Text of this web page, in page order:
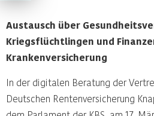
Austausch über
Kriegsflüchtlingen und
Krankenversicherung
In der digitalen Beratung der
Deutschen Rentenversicherung